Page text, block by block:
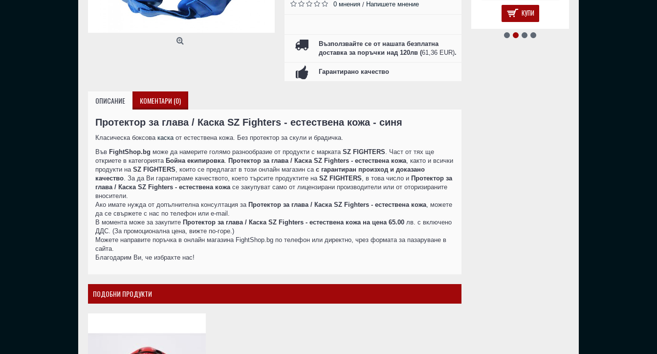
КУПИ
0 мнения / Напишете мнение
Възползвайте се от нашата безплатна
доставка за поръчки над 120лв (61,36 EUR).
Гарантирано качество
ОПИСАНИЕ КОМЕНТАРИ (0)
Протектор за глава / Каска SZ Fighters - естествена кожа - синя
Класическа боксова каскаот естествена кожа. Без протектор за скули и брадичка.
Във FightShop.bg може да намерите голямо разнообразие от продукти с марката SZ FIGHTERS. Част от тях ще
откриете в категорията Бойна екипировка. Протектор за глава / Каска SZ Fighters - естествена кожа, както и всички
продукти на SZ FIGHTERS, които се предлагат в този онлайн магазин са с гарантиран произход и доказано
качество. За да Ви гарантираме качеството, което търсите продуктите на SZ FIGHTERS, в това число и Протектор за
глава / Каска SZ Fighters - естествена кожасе закупуват само от лицензирани производители или от оторизираните
вносители.
Ако имате нужда от допълнителна консултация за Протектор за глава / Каска SZ Fighters - естествена кожа, можете
да се свържете с нас по телефон или e-mail.
В момента може за закупите Протектор за глава / Каска SZ Fighters - естествена кожа на цена 65.00 лв. с включено
ДДС. (За промоционална цена, вижте по-горе.)
Можете направите поръчка в онлайн магазина FightShop.bg по телефон или директно, чрез формата за пазаруване в
сайта.
Благодарим Ви, че избрахте нас!
ПОДОБНИ ПРОДУКТИ